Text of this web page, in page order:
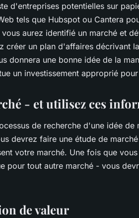
d'entreprises potentielles sur
tels que Hubspot ou Cantera
aurez identifié un marché et
créer un plan d'affaires décrivant
donnera une bonne idée de la
un investissement approprié
- et utilisez ces
de recherche d'une idée
devrez faire une étude de
votre marché. Une fois que
pour tout autre marché - vous
de valeur